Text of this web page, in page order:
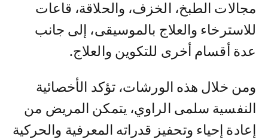
مجالات الطبخ، الخزف، والحلاقة، قاعات
للاسترخاء والعلاج بالموسيقى، إلى جانب
عدة أقسام أخرى للتكوين والعلاج.
ومن خلال هذه الورشات، تؤكد الأخصائية
النفسية سلمى الراوي، يتمكن المريض من
إعادة إحياء وتحفيز قدراته المعرفية والحركية